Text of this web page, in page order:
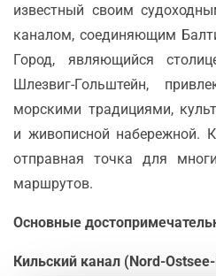
известный своим
каналом, соединяющим
Город, являющийся
Шлезвиг-Гольштейн,
морскими традициями,
и живописной набережной.
отправная точка для
маршрутов.
Основные
Кильский канал (Nord-